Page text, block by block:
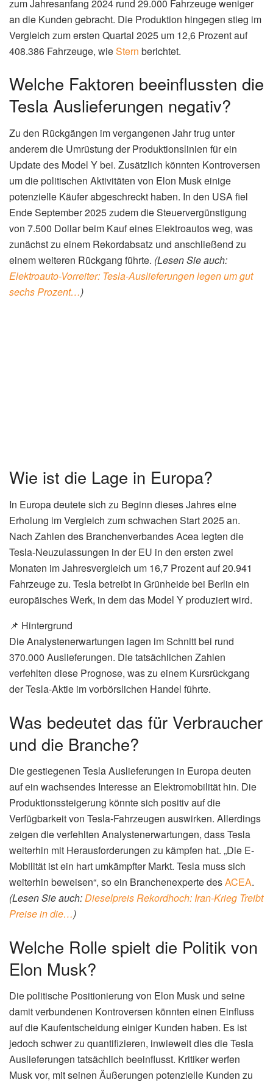
zum Jahresanfang 2024 rund 29.000 Fahrzeuge weniger
an die Kunden gebracht. Die Produktion hingegen stieg im
Vergleich zum ersten Quartal 2025 um 12,6 Prozent auf
408.386 Fahrzeuge, wieStern berichtet.
Welche Faktoren beeinflussten die
Tesla Auslieferungen negativ?
Zu den Rückgängen im vergangenen Jahr trug unter
anderem die Umrüstung der Produktionslinien für ein
Update des Model Y bei. Zusätzlich könnten Kontroversen
um die politischen Aktivitäten von Elon Musk einige
potenzielle Käufer abgeschreckt haben. In den USA fiel
Ende September 2025 zudem die Steuervergünstigung
von 7.500 Dollar beim Kauf eines Elektroautos weg, was
zunächst zu einem Rekordabsatz und anschließend zu
einem weiteren Rückgang führte. (Lesen Sie auch:
Elektroauto-Vorreiter: Tesla-Auslieferungen legen um gut
sechs Prozent…)
Wie ist die Lage in Europa?
In Europa deutete sich zu Beginn dieses Jahres eine
Erholung im Vergleich zum schwachen Start 2025 an.
Nach Zahlen des Branchenverbandes Acea legten die
Tesla-Neuzulassungen in der EU in den ersten zwei
Monaten im Jahresvergleich um 16,7 Prozent auf 20.941
Fahrzeuge zu. Tesla betreibt in Grünheide bei Berlin ein
europäisches Werk, in dem das Model Y produziert wird.
📌 Hintergrund
Die Analystenerwartungen lagen im Schnitt bei rund
370.000 Auslieferungen. Die tatsächlichen Zahlen
verfehlten diese Prognose, was zu einem Kursrückgang
der Tesla-Aktie im vorbörslichen Handel führte.
Was bedeutet das für Verbraucher
und die Branche?
Die gestiegenen Tesla Auslieferungen in Europa deuten
auf ein wachsendes Interesse an Elektromobilität hin. Die
Produktionssteigerung könnte sich positiv auf die
Verfügbarkeit von Tesla-Fahrzeugen auswirken. Allerdings
zeigen die verfehlten Analystenerwartungen, dass Tesla
weiterhin mit Herausforderungen zu kämpfen hat. „Die E-
Mobilität ist ein hart umkämpfter Markt. Tesla muss sich
weiterhin beweisen“, so ein Branchenexperte desACEA.
(Lesen Sie auch:Dieselpreis Rekordhoch: Iran-Krieg Treibt
Preise in die…)
Welche Rolle spielt die Politik von
Elon Musk?
Die politische Positionierung von Elon Musk und seine
damit verbundenen Kontroversen könnten einen Einfluss
auf die Kaufentscheidung einiger Kunden haben. Es ist
jedoch schwer zu quantifizieren, inwieweit dies die Tesla
Auslieferungen tatsächlich beeinflusst. Kritiker werfen
Musk vor, mit seinen Äußerungen potenzielle Kunden zu